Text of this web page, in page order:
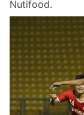
Nutifood.